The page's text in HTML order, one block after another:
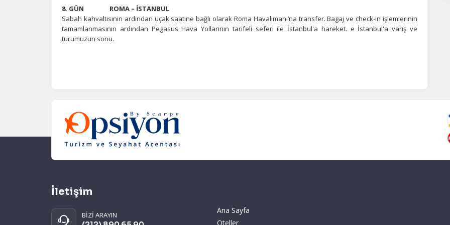
8. GÜN ROMA – İSTANBUL
Sabah kahvaltısının ardından uçak saatine bağlı olarak Roma Havalimanı’na transfer. Bagaj ve check-in işlemlerinin
tamamlanmasının ardından Pegasus Hava Yollarının tarifeli seferi ile İstanbul'a hareket. e İstanbul'a varış ve
turumuzun sonu.
İletişim
BİZİ ARAYIN
Ana Sayfa
Oteller